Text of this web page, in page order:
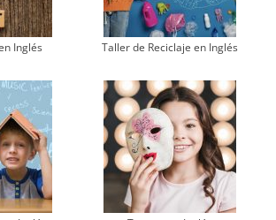
Inglés Taller de Reciclaje en Inglés